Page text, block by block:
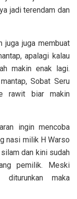
jadi terendam dan
juga juga membuat
apalagi kalau
makin enak lagi.
Sobat Seru
rawit biar makin
ingin mencoba
nasi milik H Warso
dan kini sudah
pemilik. Meski
diturunkan maka